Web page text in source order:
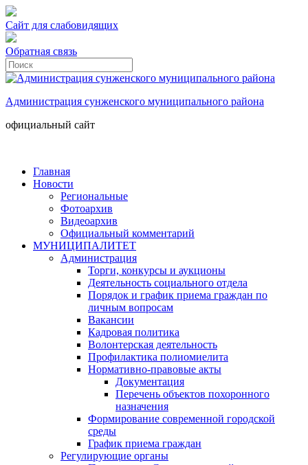
Сайт для слабовидящих
Обратная связь
Администрация сунженского муниципального района
официальный сайт
Главная
Новости
Региональные
Фотоархив
Видеоархив
Официальный комментарий
МУНИЦИПАЛИТЕТ
Администрация
Торги, конкурсы и аукционы
Деятельность социального отдела
Порядок и график приема граждан по
личным вопросам
Вакансии
Кадровая политика
Волонтерская деятельность
Профилактика полиомиелита
Нормативно-правовые акты
Документация
Перечень объектов похоронного
назначения
Формирование современной городской
среды
График приема граждан
Регулирующие органы